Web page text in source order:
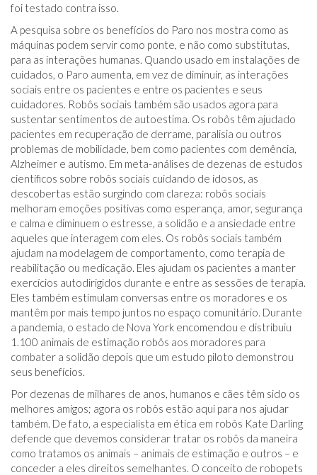
foi testado contra isso.
A pesquisa sobre os benefícios do Paro nos mostra como as
máquinas podem servir como ponte, e não como substitutas,
para as interações humanas. Quando usado em instalações de
cuidados, o Paro aumenta, em vez de diminuir, as interações
sociais entre os pacientes e entre os pacientes e seus
cuidadores. Robôs sociais também são usados ​​agora para
sustentar sentimentos de autoestima. Os robôs têm ajudado
pacientes em recuperação de derrame, paralisia ou outros
problemas de mobilidade, bem como pacientes com demência,
Alzheimer e autismo. Em meta-análises de dezenas de estudos
científicos sobre robôs sociais cuidando de idosos, as
descobertas estão surgindo com clareza: robôs sociais
melhoram emoções positivas como esperança, amor, segurança
e calma e diminuem o estresse, a solidão e a ansiedade entre
aqueles que interagem com eles. Os robôs sociais também
ajudam na modelagem de comportamento, como terapia de
reabilitação ou medicação. Eles ajudam os pacientes a manter
exercícios autodirigidos durante e entre as sessões de terapia.
Eles também estimulam conversas entre os moradores e os
mantêm por mais tempo juntos no espaço comunitário. Durante
a pandemia, o estado de Nova York encomendou e distribuiu
1.100 animais de estimação robôs aos moradores para
combater a solidão depois que um estudo piloto demonstrou
seus benefícios.
Por dezenas de milhares de anos, humanos e cães têm sido os
melhores amigos; agora os robôs estão aqui para nos ajudar
também. De fato, a especialista em ética em robôs Kate Darling
defende que devemos considerar tratar os robôs da maneira
como tratamos os animais – animais de estimação e outros – e
conceder a eles direitos semelhantes. O conceito de robopets